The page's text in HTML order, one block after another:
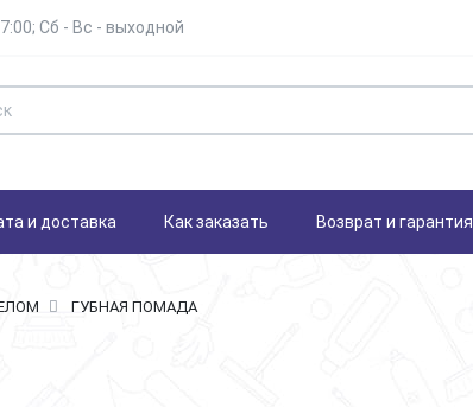
Сб - Вс - выходной
и доставка Как заказать Возврат и гарантия
ГУБНАЯ ПОМАДА